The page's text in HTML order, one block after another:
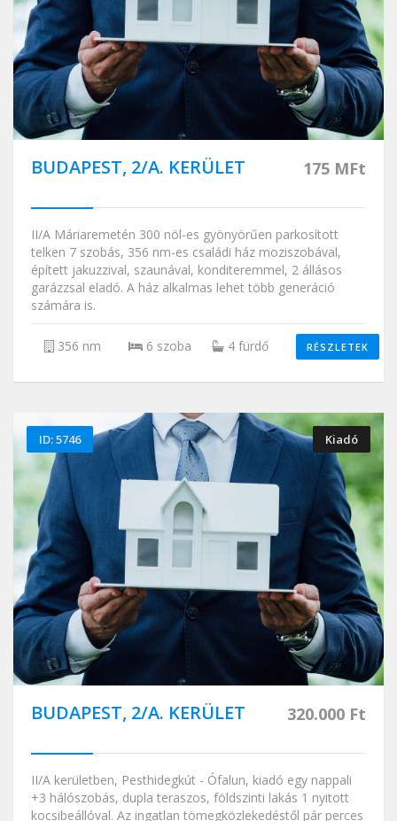
BUDAPEST, 2/A. KERÜLET 175 MFt
II/A Máriaremetén 300 nöl-es gyönyörűen parkosított
telken 7 szobás, 356 nm-es családi ház moziszobával,
épített jakuzzival, szaunával, konditeremmel, 2 állásos
garázzsal eladó. A ház alkalmas lehet több generáció
számára is.
356 nm 6 szoba 4 fürdő RÉSZLETEK
ID: 5746 Kiadó
BUDAPEST, 2/A. KERÜLET 320.000 Ft
II/A kerületben, Pesthidegkút - Ófalun, kiadó egy nappali
+3 hálószobás, dupla teraszos, földszinti lakás 1 nyitott
kocsibeállóval. Az ingatlan tömegközlekedéstől pár perces